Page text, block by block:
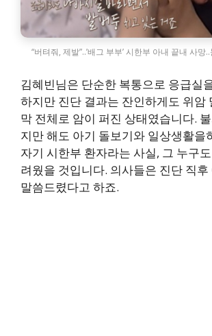
“버텨줘, 제발”..’배그 부부’ 시한부 아내 끝내 사
김혜빈님은 단순한 복통으로 응급실
하지만 진단 결과는 잔인하게도 위암
막 전체로 암이 퍼진 상태였습니다.
지만 해도 아기 돌보기와 일상생활을
자기 시한부 환자라는 사실, 그 누구
려웠을 것입니다. 의사들은 진단 직
말씀드렸다고 하죠.